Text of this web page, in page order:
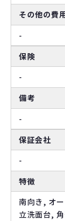
その他の費
-
保険
-
備考
-
保証会社
-
特徴
南向き, オ
立洗面台,